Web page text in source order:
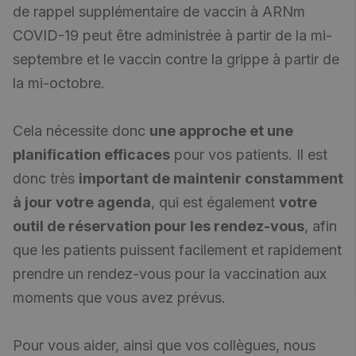
de rappel supplémentaire de vaccin à ARNm
COVID-19 peut être administrée à partir de la mi-
septembre et le vaccin contre la grippe à partir de
la mi-octobre.
Cela nécessite donc une approche et une
planification efficaces pour vos patients. Il est
donc très important de maintenir constamment
à jour votre agenda, qui est également votre
outil de réservation pour les rendez-vous, afin
que les patients puissent facilement et rapidement
prendre un rendez-vous pour la vaccination aux
moments que vous avez prévus.
Pour vous aider, ainsi que vos collègues, nous